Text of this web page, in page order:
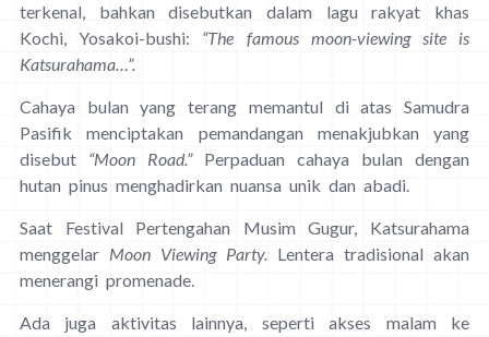
terkenal, bahkan disebutkan dalam lagu rakyat khas
Kochi, Yosakoi-bushi: “The famous moon-viewing site is
Katsurahama…”.
Cahaya bulan yang terang memantul di atas Samudra
Pasifik menciptakan pemandangan menakjubkan yang
disebut “Moon Road.”Perpaduan cahaya bulan dengan
hutan pinus menghadirkan nuansa unik dan abadi.
Saat Festival Pertengahan Musim Gugur, Katsurahama
menggelar Moon Viewing Party. Lentera tradisional akan
menerangi promenade.
Ada juga aktivitas lainnya, seperti akses malam ke